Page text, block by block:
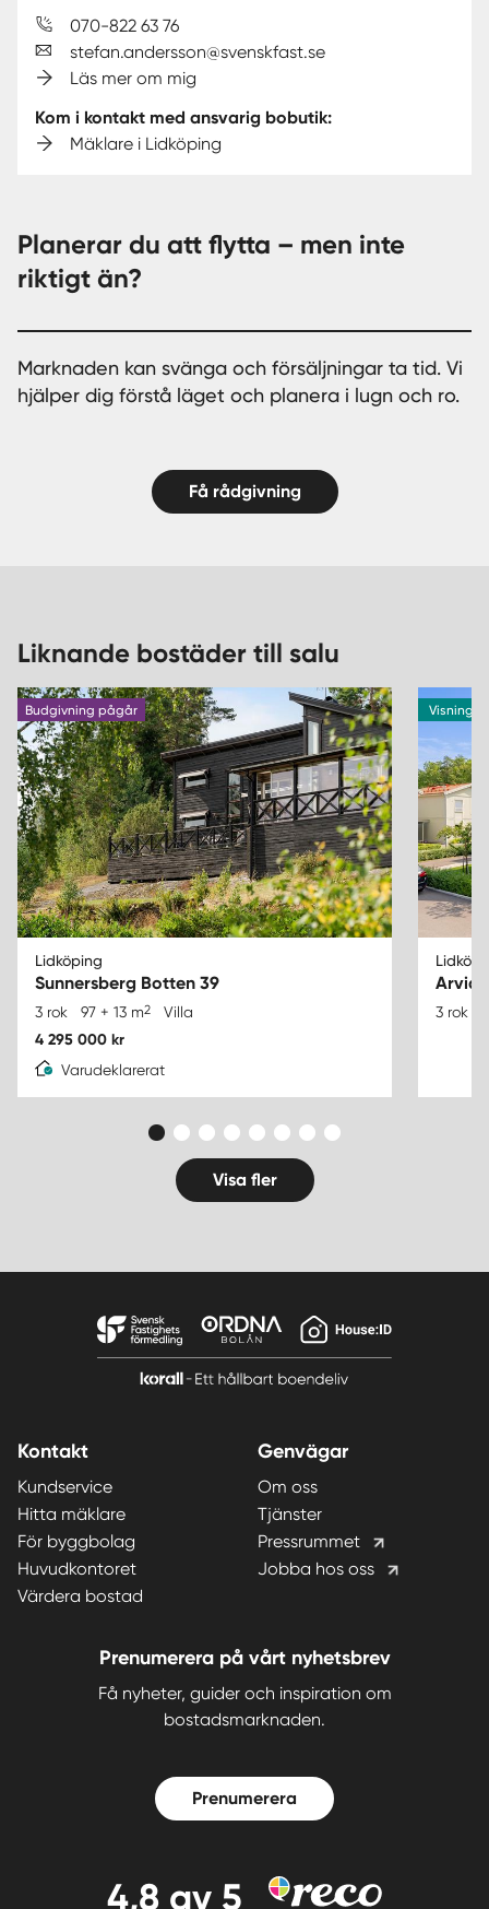
070-822 63 76
stefan.andersson@svenskfast.se
Läs mer om mig
Kom i kontakt med ansvarig bobutik:
Mäklare i Lidköping
Planerar du att flytta – men inte
riktigt än?
Marknaden kan svänga och försäljningar ta tid. Vi
hjälper dig förstå läget och planera i lugn och ro.
Få rådgivning
Liknande bostäder till salu
Budgivning pågår
Lidköping
Sunnersberg Botten 39
3 rok 97 + 13 m2 Villa
4 295 000 kr
Varudeklarerat
Visning
3 rok
Visa fler
Kontakt
Kundservice
Hitta mäklare
För byggbolag
Huvudkontoret
Värdera bostad
Genvägar
Om oss
Tjänster
Pressrummet
Jobba hos oss
Prenumerera på vårt nyhetsbrev
Få nyheter, guider och inspiration om
bostadsmarknaden.
Prenumerera
4,8 av 5